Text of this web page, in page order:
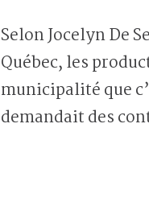
Selon Jocelyn De
Québec, les
municipalité que
demandait des